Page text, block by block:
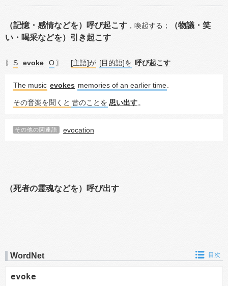
（記憶・感情などを）呼び起こす ， 喚起する；
（物議・笑
い・喝采などを）引き起こす
〖 S evoke O 〗 [主語]が [目的語]を 呼び起こす
The music evokes memories of an earlier time
その音楽を聞くと 昔のことを 思い出す。
その他の関連語 evocation
（死者の霊魂などを）呼び出す
WordNet 目次
evoke